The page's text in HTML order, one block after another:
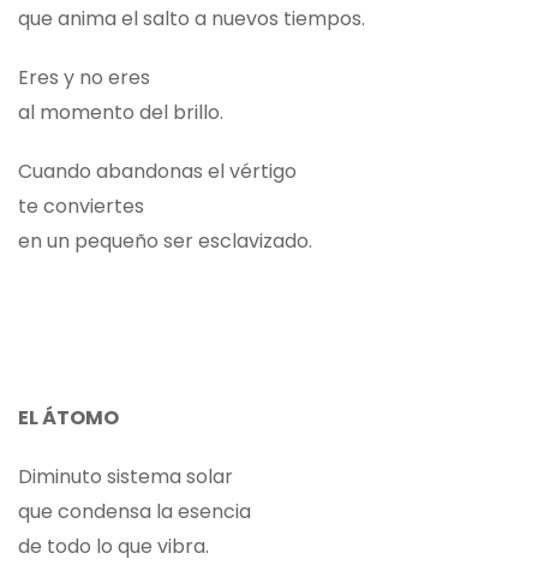
que anima el salto a nuevos tiempos.
Eres y no eres
al momento del brillo.
Cuando abandonas el vértigo
te conviertes
en un pequeño ser esclavizado.
EL ÁTOMO
Diminuto sistema solar
que condensa la esencia
de todo lo que vibra.